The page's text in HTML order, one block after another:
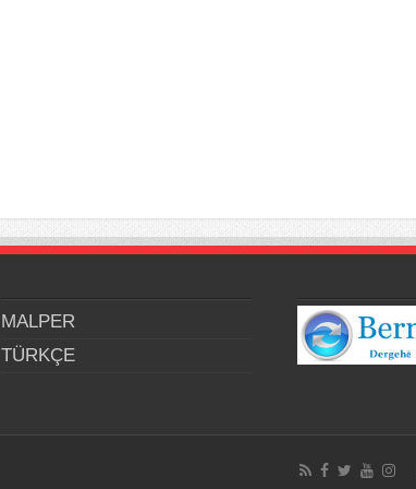
MALPER
TÜRKÇE